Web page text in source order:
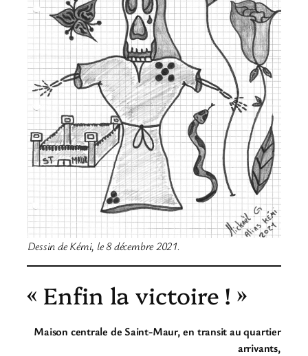
Dessin de Kémi, le 8 décembre 2021.
« Enfin la victoire ! »
Maison centrale de Saint-Maur, en transit au quartier
arrivants,